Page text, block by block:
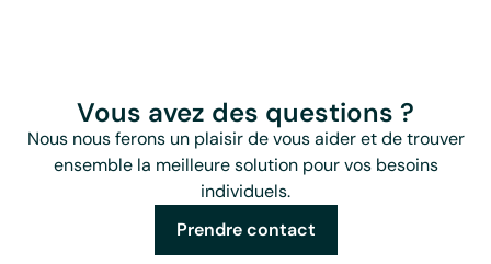
Vous avez des questions ?
Nous nous ferons un plaisir de vous aider et de trouver
ensemble la meilleure solution pour vos besoins
individuels.
Prendre contact